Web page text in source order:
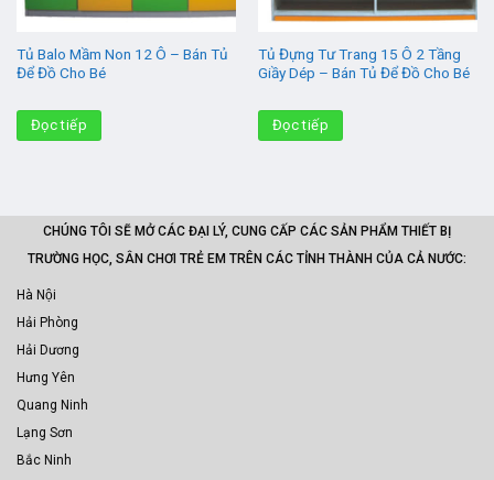
Tủ Balo Mầm Non 12 Ô – Bán Tủ
Để Đồ Cho Bé
Đọc tiếp
Tủ Đựng Tư Trang 15 Ô 2 Tầng
Giầy Dép – Bán Tủ Để Đồ Cho Bé
Đọc tiếp
CHÚNG TÔI SẼ MỞ CÁC ĐẠI LÝ, CUNG CẤP CÁC SẢN PHẨM THIẾT BỊ
TRƯỜNG HỌC, SÂN CHƠI TRẺ EM TRÊN CÁC TỈNH THÀNH CỦA CẢ NƯỚC:
Hà Nội
Hải Phòng
Hải Dương
Hưng Yên
Quang Ninh
Lạng Sơn
Bắc Ninh